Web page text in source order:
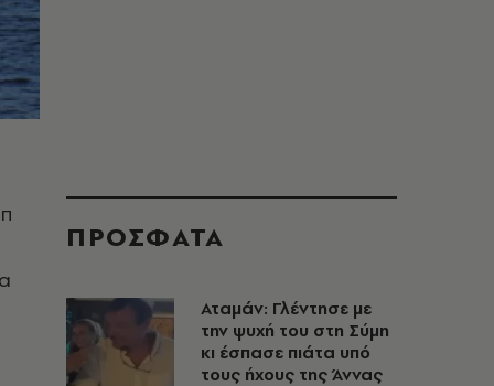
ΠΡΟΣΦΑΤΑ
Αταμάν: Γλέντησε με
την ψυχή του στη Σύμη
κι έσπασε πιάτα υπό
τους ήχους της Άννας